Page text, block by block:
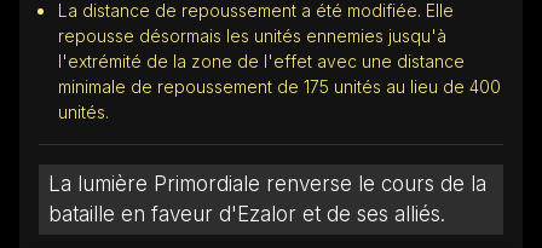
La distance de repoussement a été modifiée. Elle
repousse désormais les unités ennemies jusqu'à
l'extrémité de la zone de l'effet avec une distance
minimale de repoussement de 175 unités au lieu de 400
unités.
La lumière Primordiale renverse le cours de la
bataille en faveur d'Ezalor et de ses alliés.